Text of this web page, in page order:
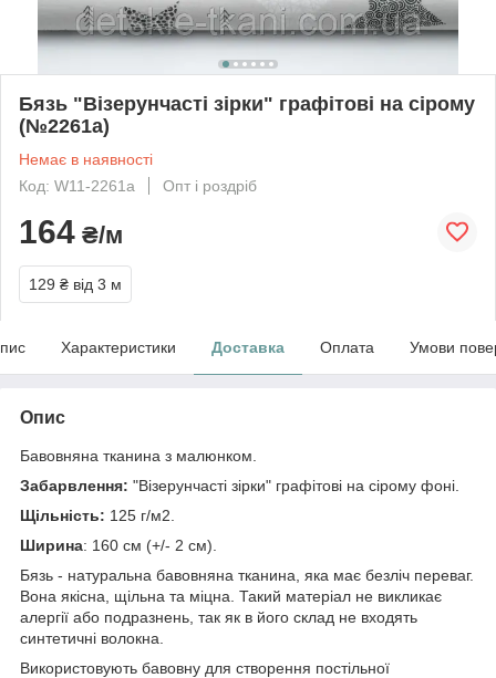
Бязь "Візерунчасті зірки" графітові на сірому
(№2261а)
Немає в наявності
Код: W11-2261а
Опт і роздріб
164 ₴/м
129 ₴ від 3 м
Характеристики Доставка Оплата Умови
Опис
Бавовняна тканина з малюнком.
Забарвлення: "Візерунчасті зірки" графітові на сірому фоні.
Щільність: 125 г/м2.
Ширина: 160 см (+/- 2 см).
Бязь - натуральна бавовняна тканина, яка має безліч переваг.
Вона якісна, щільна та міцна. Такий матеріал не викликає
алергії або подразнень, так як в його склад не входять
синтетичні волокна.
Використовують бавовну для створення постільної